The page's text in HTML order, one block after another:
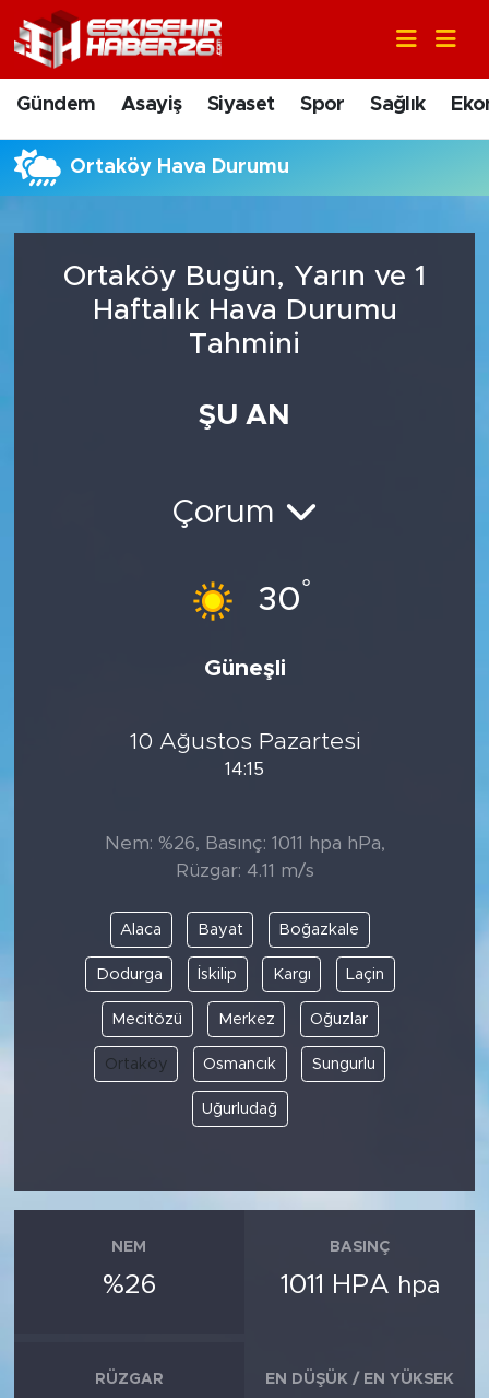
Gündem Asayiş Siyaset Spor Sağlık
Ortaköy Hava Durumu
Ortaköy Bugün, Yarın ve 1
Haftalık Hava Durumu
Tahmini
ŞU AN
Çorum
30°
Güneşli
10 Ağustos Pazartesi
14:15
Nem: %26, Basınç: 1011 hpa hPa,
Rüzgar: 4.11 m/s
Alaca Bayat Boğazkale
Dodurga İskilip Kargı Laçin
Mecitözü Merkez Oğuzlar
Ortaköy Osmancık Sungurlu
Uğurludağ
NEM
%26
BASINÇ
1011 HPA hpa
RÜZGAR EN DÜŞÜK / EN YÜKSEK
Gündem
Asayiş
Siyaset
Sağlık
Nöbetçi Eczaneler
Hava Durumu
Trafik Durumu
Tüm Manşetler